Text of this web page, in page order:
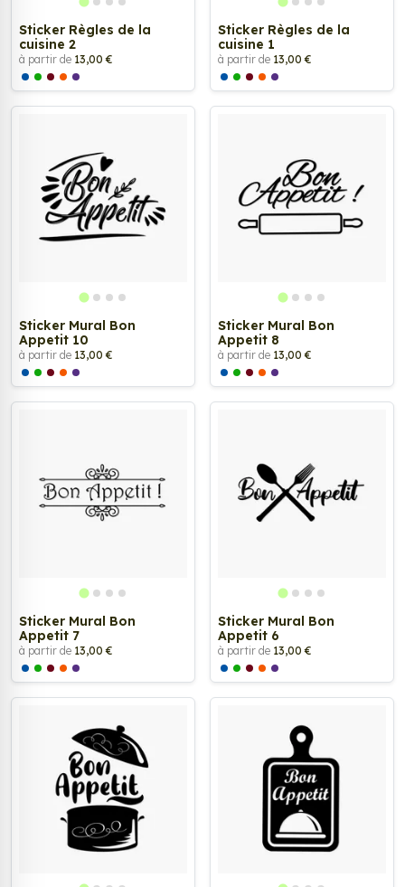
Sticker Règles de la
cuisine 2
à partir de 13,00 €
Sticker Règles de la
cuisine 1
à partir de 13,00 €
Sticker Mural Bon
Appetit 10
à partir de 13,00 €
Sticker Mural Bon
Appetit 8
à partir de 13,00 €
Sticker Mural Bon
Appetit 7
à partir de 13,00 €
Sticker Mural Bon
Appetit 6
à partir de 13,00 €